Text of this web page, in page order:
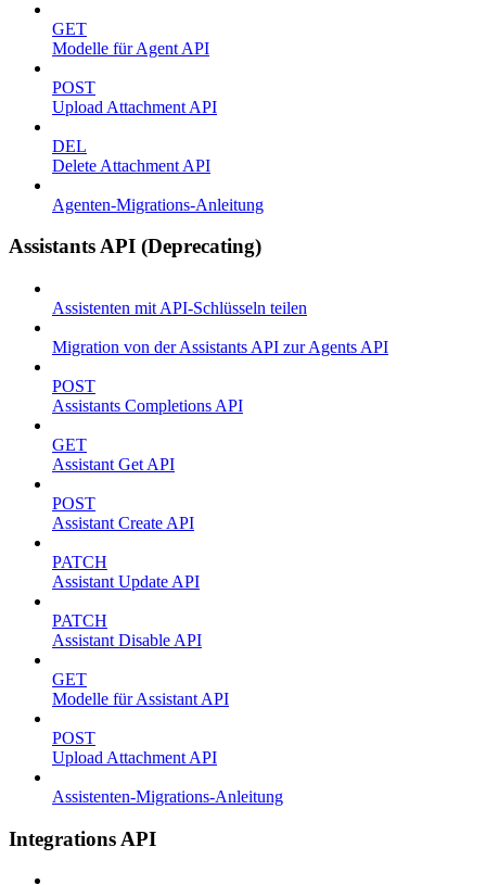
GET
Modelle für Agent API
POST
Upload Attachment API
DEL
Delete Attachment API
Agenten-Migrations-Anleitung
Assistants API (Deprecating)
Assistenten mit API-Schlüsseln teilen
Migration von der Assistants API zur Agents API
POST
Assistants Completions API
GET
Assistant Get API
POST
Assistant Create API
PATCH
Assistant Update API
PATCH
Assistant Disable API
GET
Modelle für Assistant API
POST
Upload Attachment API
Assistenten-Migrations-Anleitung
Integrations API